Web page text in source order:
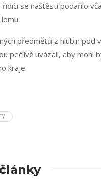
se naštěstí podařilo
předmětů z hlubin pod
pečlivě uvázali, aby
kraje.